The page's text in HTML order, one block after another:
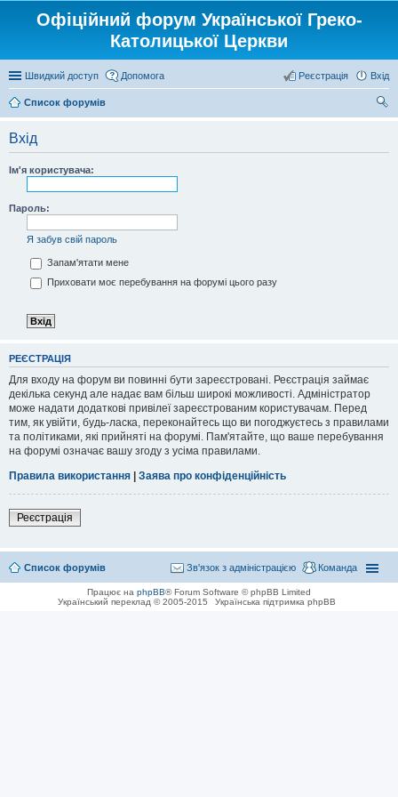
Офіційний форум Української Греко-
Католицької Церкви
Швидкий доступ Допомога Вхід
Реєстрація
Список форумів
Вхід
Ім'я користувача:
Пароль:
Я забув свій пароль
Запам'ятати мене
Приховати моє перебування на форумі цього разу
РЕЄСТРАЦІЯ
Для входу на форум ви повинні бути зареєстровані. Реєстрація займає
декілька секунд але надає вам більш широкі можливості. Адміністратор
може надати додаткові привілеї зареєстрованим користувачам. Перед
тим, як увійти, будь-ласка, переконайтесь що ви погоджуєтесь з правилами
та політиками, які прийняті на форумі. Пам'ятайте, що ваше перебування
на форумі означає вашу згоду з усіма правилами.
Правила використання | Заява про конфіденційність
Реєстрація
Список форумів Команда
Зв'язок з адміністрацією
Працює на phpBB® Forum Software © phpBB Limited
Український переклад © 2005-2015
Українська підтримка phpBB